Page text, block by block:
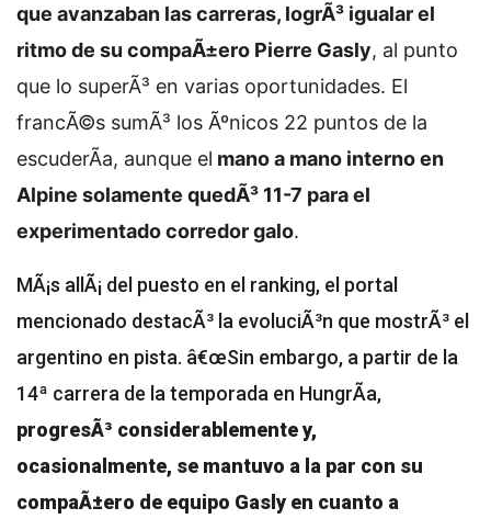
que avanzaban las carreras, logrÃ³ igualar el
ritmo de su compaÃ±ero Pierre Gasly, al punto
que lo superÃ³ en varias oportunidades. El
francÃ©s sumÃ³ los Ãºnicos 22 puntos de la
escuderÃ­a, aunque el mano a mano interno en
Alpine solamente quedÃ³ 11-7 para el
experimentado corredor galo.
MÃ¡s allÃ¡ del puesto en el ranking, el portal
mencionado destacÃ³ la evoluciÃ³n que mostrÃ³ el
argentino en pista. â€œSin embargo, a partir de la
14ª carrera de la temporada en HungrÃ­a,
progresÃ³ considerablemente y,
ocasionalmente, se mantuvo a la par con su
compaÃ±ero de equipo Gasly en cuanto a